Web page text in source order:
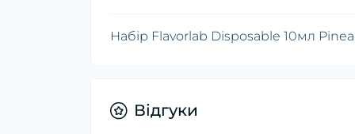
Набір Flavorlab Disposable 10мл
Відгуки